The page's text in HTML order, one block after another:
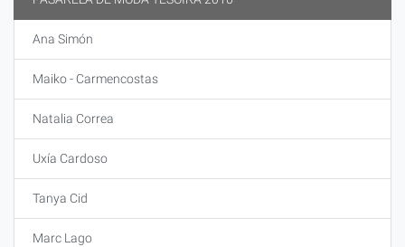
Ana Simón
Maiko - Carmencostas
Natalia Correa
Uxía Cardoso
Tanya Cid
Marc Lago